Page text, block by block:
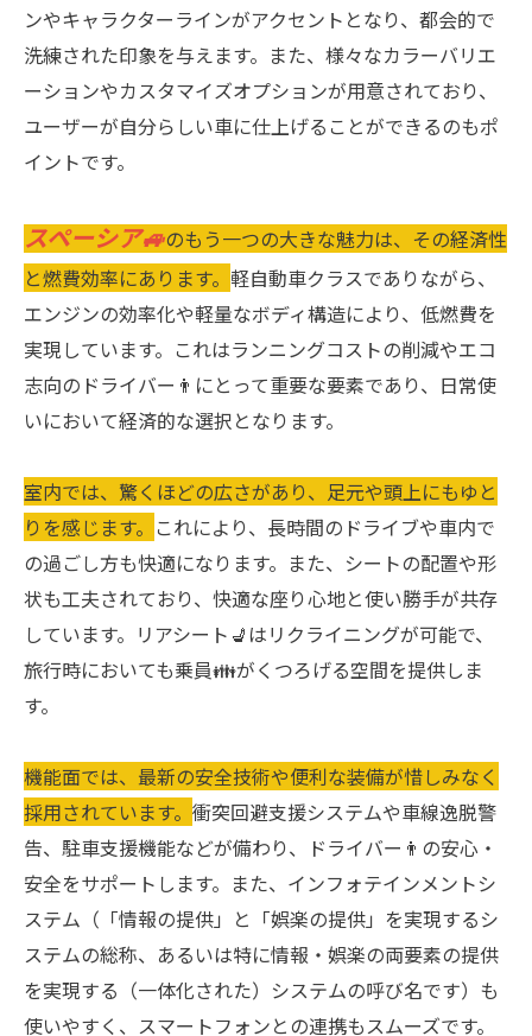
ンやキャラクターラインがアクセントとなり、都会的で
洗練された印象を与えます。また、様々なカラーバリエ
ーションやカスタマイズオプションが用意されており、
ユーザーが自分らしい車に仕上げることができるのもポ
イントです。
スペーシア🚙のもう一つの大きな魅力は、その経済性
と燃費効率にあります。 軽自動車クラスでありながら、
エンジンの効率化や軽量なボディ構造により、低燃費を
実現しています。これはランニングコストの削減やエコ
志向のドライバー👨にとって重要な要素であり、日常使
いにおいて経済的な選択となります。
室内では、驚くほどの広さがあり、足元や頭上にもゆと
りを感じます。 これにより、長時間のドライブや車内で
の過ごし方も快適になります。また、シートの配置や形
状も工夫されており、快適な座り心地と使い勝手が共存
しています。リアシート💺はリクライニングが可能で、
旅行時においても乗員👪がくつろげる空間を提供しま
す。
機能面では、最新の安全技術や便利な装備が惜しみなく
採用されています。 衝突回避支援システムや車線逸脱警
告、駐車支援機能などが備わり、ドライバー👨の安心・
安全をサポートします。また、インフォテインメントシ
ステム（「情報の提供」と「娯楽の提供」を実現するシ
ステムの総称、あるいは特に情報・娯楽の両要素の提供
を実現する（一体化された）システムの呼び名です）も
使いやすく、スマートフォンとの連携もスムーズです。